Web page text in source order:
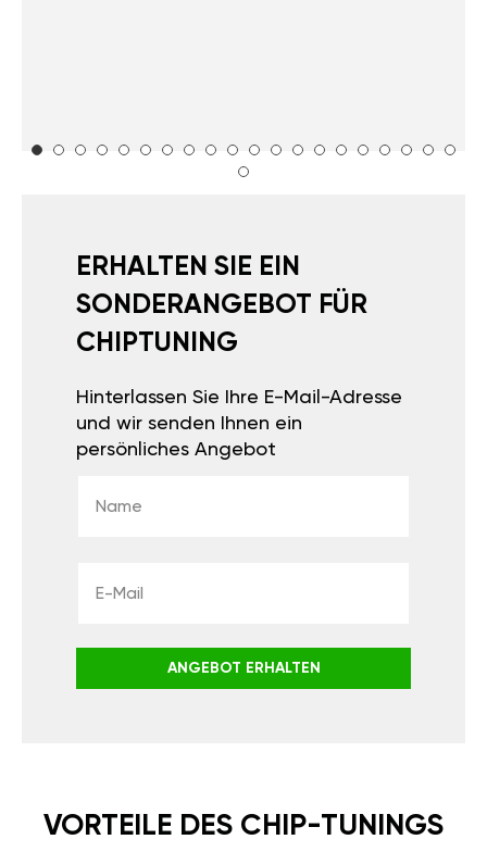
ERHALTEN SIE EIN
SONDERANGEBOT FÜR
CHIPTUNING
Hinterlassen Sie Ihre E-Mail-Adresse
und wir senden Ihnen ein
persönliches Angebot
ANGEBOT ERHALTEN
VORTEILE DES CHIP-TUNINGS